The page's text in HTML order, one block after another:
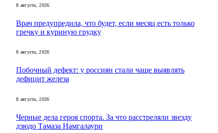
8 августа, 2026
Врач предупредила, что будет, если месяц есть только
гречку и куриную грудку
8 августа, 2026
Побочный дефект: у россиян стали чаще выявлять
дефицит железа
8 августа, 2026
Черные дела героя спорта. За что расстреляли звезду
дзюдо Тамаза Намгалаури